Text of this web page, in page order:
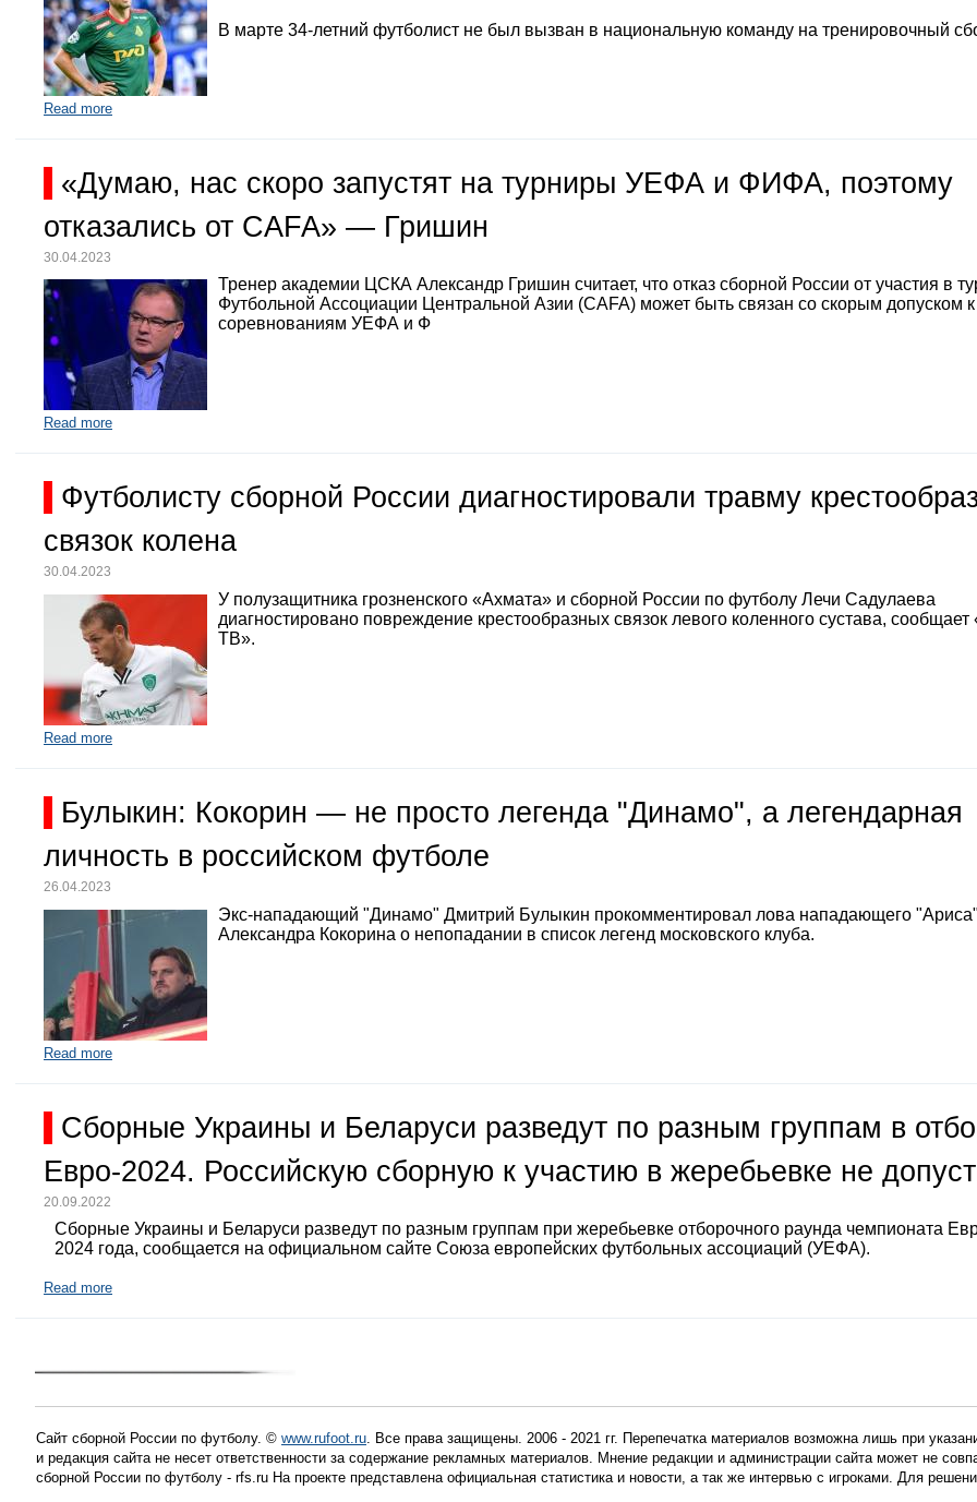
В марте 34-летний футболист не был вызван в национальную команду на тренировочный
Read more
«Думаю, нас скоро запустят на турниры УЕФА и ФИФА, поэтому
отказались от CAFA» — Гришин
30.04.2023
Тренер академии ЦСКА Александр Гришин считает, что отказ сборной России от участия в
Футбольной Ассоциации Центральной Азии (CAFA) может быть связан со скорым допуском к
соревнованиям УЕФА и Ф
Read more
Футболисту сборной России диагностировали травму
связок колена
30.04.2023
У полузащитника грозненского «Ахмата» и сборной России по футболу Лечи Садулаева
диагностировано повреждение крестообразных связок левого коленного сустава, сообщает
ТВ».
Read more
Булыкин: Кокорин — не просто легенда "Динамо", а легендарная
личность в российском футболе
26.04.2023
Экс-нападающий "Динамо" Дмитрий Булыкин прокомментировал лова нападающего "Ариса"
Александра Кокорина о непопадании в список легенд московского клуба.
Read more
Сборные Украины и Беларуси разведут по разным группам в
Евро-2024. Российскую сборную к участию в жеребьевке не
20.09.2022
Сборные Украины и Беларуси разведут по разным группам при жеребьевке отборочного раунда чемпионата
2024 года, сообщается на официальном сайте Союза европейских футбольных ассоциаций (УЕФА).
Read more
Сайт сборной России по футболу. © www.rufoot.ru. Все права защищены. 2006 - 2021 гг. Перепечатка материалов возможна лишь при
и редакция сайта не несет ответственности за содержание рекламных материалов. Мнение редакции и администрации сайта может не
сборной России по футболу - rfs.ru На проекте представлена официальная статистика и новости, а так же интервью с игроками. Для